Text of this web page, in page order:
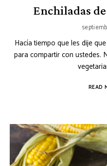
Enchiladas
Hacía tiempo que les dije
para compartir con ustedes.
READ